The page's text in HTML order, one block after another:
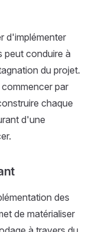
d'implémenter
peut conduire à
du projet.
par
chaque
d'une
des
de matérialiser